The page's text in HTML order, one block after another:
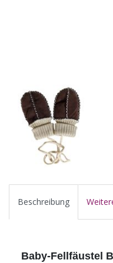
Beschreibung
Baby-Fellfäustel